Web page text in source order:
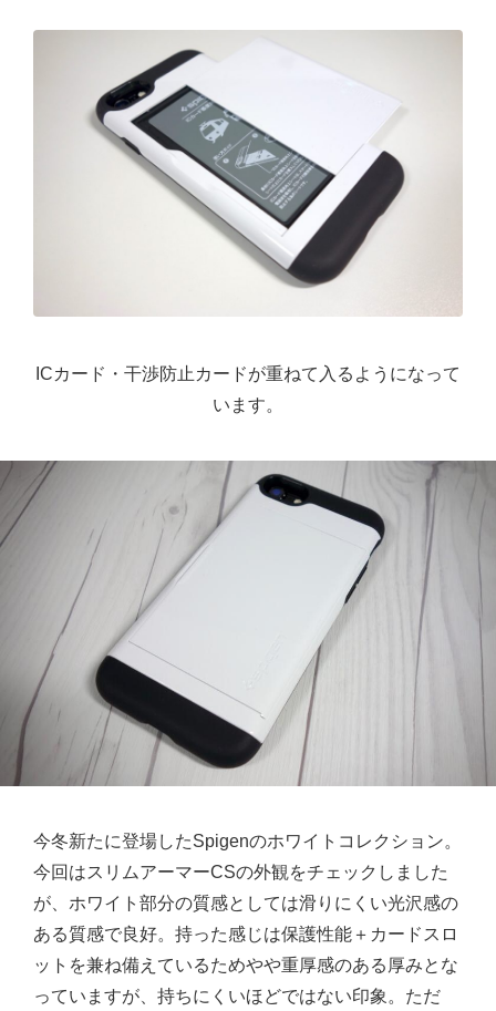
ICカード・干渉防止カードが重ねて入るようになって
います。
今冬新たに登場したSpigenのホワイトコレクション。
今回はスリムアーマーCSの外観をチェックしました
が、ホワイト部分の質感としては滑りにくい光沢感の
ある質感で良好。持った感じは保護性能＋カードスロ
ットを兼ね備えているためやや重厚感のある厚みとな
っていますが、持ちにくいほどではない印象。ただ